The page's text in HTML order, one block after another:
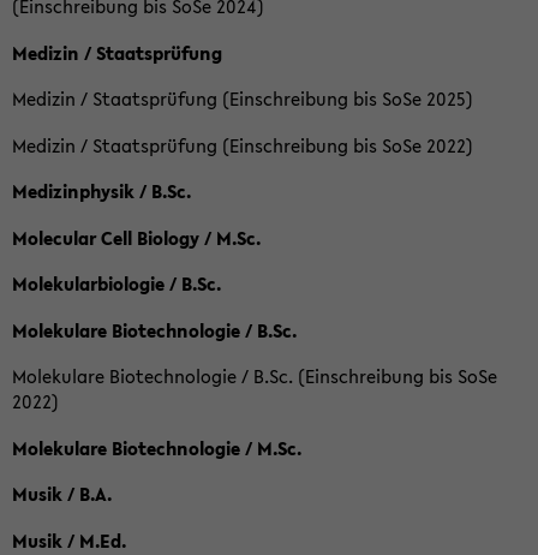
(Einschreibung bis SoSe 2024)
Medizin / Staatsprüfung
Medizin / Staatsprüfung (Einschreibung bis SoSe 2025)
Medizin / Staatsprüfung (Einschreibung bis SoSe 2022)
Medizinphysik / B.Sc.
Molecular Cell Biology / M.Sc.
Molekularbiologie / B.Sc.
Molekulare Biotechnologie / B.Sc.
Molekulare Biotechnologie / B.Sc. (Einschreibung bis SoSe
2022)
Molekulare Biotechnologie / M.Sc.
Musik / B.A.
Musik / M.Ed.